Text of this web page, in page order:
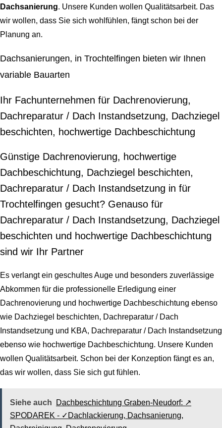
Dachsanierung. Unsere Kunden wollen Qualitätsarbeit. Das
wir wollen, dass Sie sich wohlfühlen, fängt schon bei der
Planung an.
Dachsanierungen, in Trochtelfingen bieten wir Ihnen
variable Bauarten
Ihr Fachunternehmen für Dachrenovierung,
Dachreparatur / Dach Instandsetzung, Dachziegel
beschichten, hochwertige Dachbeschichtung
Günstige Dachrenovierung, hochwertige
Dachbeschichtung, Dachziegel beschichten,
Dachreparatur / Dach Instandsetzung in für
Trochtelfingen gesucht? Genauso für
Dachreparatur / Dach Instandsetzung, Dachziegel
beschichten und hochwertige Dachbeschichtung
sind wir Ihr Partner
Es verlangt ein geschultes Auge und besonders zuverlässige
Abkommen für die professionelle Erledigung einer
Dachrenovierung und hochwertige Dachbeschichtung ebenso
wie Dachziegel beschichten, Dachreparatur / Dach
Instandsetzung und KBA, Dachreparatur / Dach Instandsetzung
ebenso wie hochwertige Dachbeschichtung. Unsere Kunden
wollen Qualitätsarbeit. Schon bei der Konzeption fängt es an,
das wir wollen, dass Sie sich gut fühlen.
Siehe auch
Dachbeschichtung Graben-Neudorf: ↗️
SPODAREK - ✓Dachlackierung, Dachsanierung,